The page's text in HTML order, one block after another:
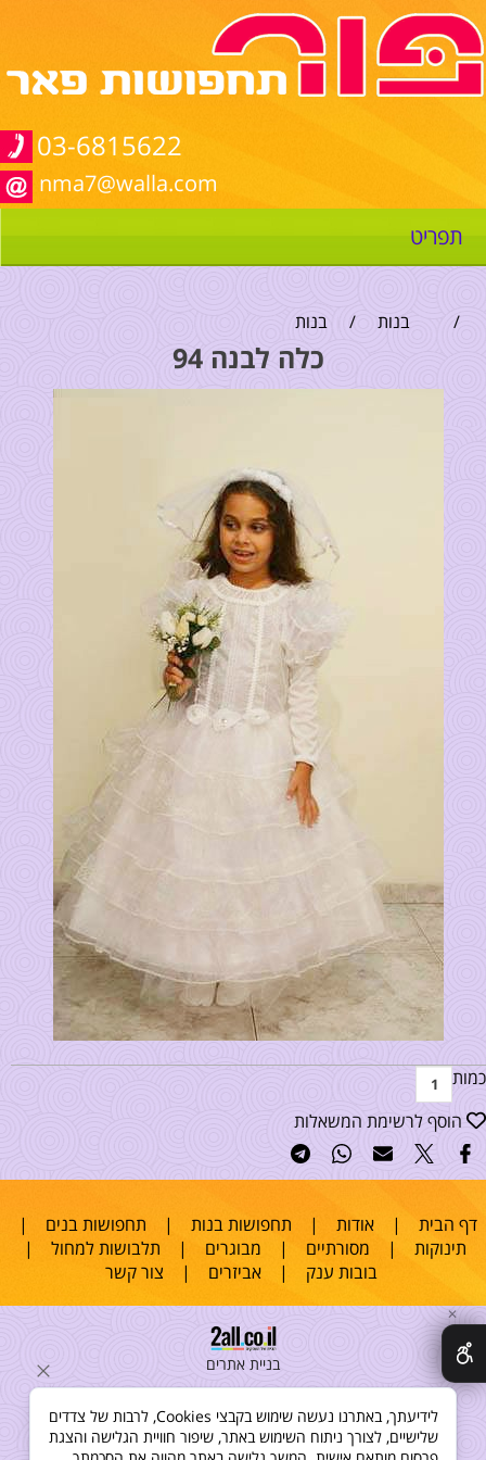
03-6815622
nma7@walla.com
תפריט
/ בנות / בנות
כלה לבנה 94
כמות
הוסף לרשימת המשאלות
דף הבית |אודות | תחפושות בנות | תחפושות בנים |
תינוקות | מסורתיים | מבוגרים | תלבושות למחול |
בובות ענק |אביזרים | צור קשר
בניית אתרים
✕
לידיעתך, באתרנו נעשה שימוש בקבצי Cookies, לרבות של צדדים
שלישיים, לצורך ניתוח השימוש באתר, שיפור חוויית הגלישה והצגת